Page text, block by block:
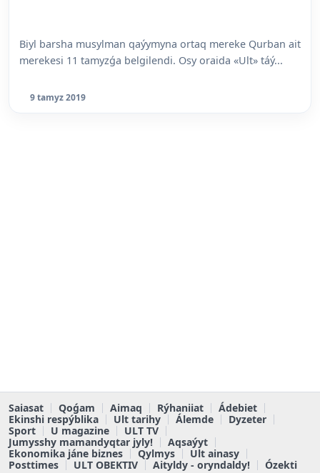
Biyl barsha musylman qaýymyna ortaq mereke Qurban ait
merekesi 11 tamyzǵa belgilendi. Osy oraida «Ult» táý...
9 tamyz 2019
Saiasat Qoǵam Aimaq Rýhaniiat
Ádebiet
Ekinshi respýblika
Ult tarihy Álemde
Dyzeter
Sport
U magazine
ULT TV
Jumysshy mamandyqtar jyly!
Aqsaýyt
Ekonomika jáne biznes
Qylmys
Ult ainasy
Posttimes
ULT OBEKTIV Aityldy - oryndaldy! Ózekti